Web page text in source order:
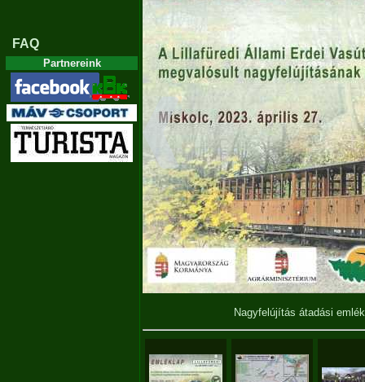
FAQ
Partnereink
Nagyfelújítás átadási